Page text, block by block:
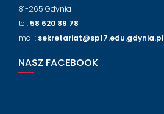
81-265 Gdynia
tel. 58 620 89 78
mail: sekretariat@sp17.edu.gdynia.pl
NASZ FACEBOOK